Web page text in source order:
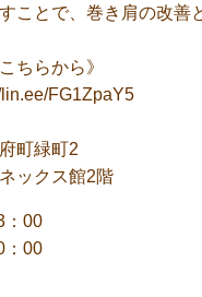
ことで、巻き肩の改善
ちらから》
FG1ZpaY5
町緑町2
ックス館2階
：00
：00